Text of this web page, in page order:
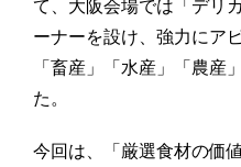
ーナーを設け、強力にア
「畜産」「水産」「農産
た。
今回は、「厳選食材の価